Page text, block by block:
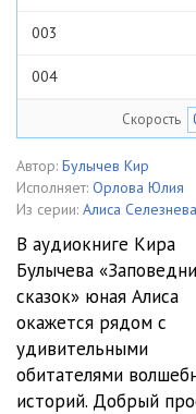
003
004
006
007
008
009
011
Скорость
Автор: Булычев Кир
Исполняет: Орлова Юлия
Из серии: Алиса
В аудиокниге Кира
Булычева
сказок» юная Алиса
окажется рядом с
удивительными
обитателями
историй. Добрый